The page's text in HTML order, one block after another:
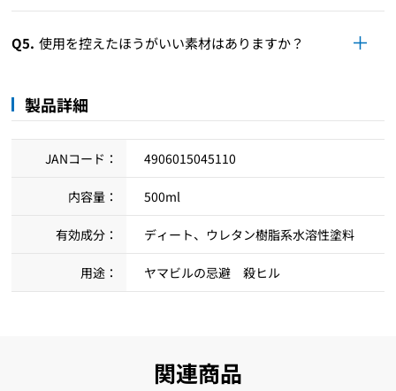
Q5. 使用を控えたほうがいい素材はありますか？
製品詳細
JANコード： 4906015045110
内容量： 500ml
有効成分： ディート、ウレタン樹脂系水溶性塗料
用途： ヤマビルの忌避 殺ヒル
関連商品